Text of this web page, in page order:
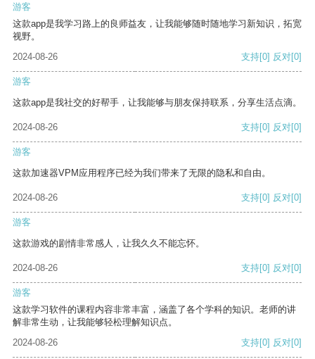
游客
这款app是我学习路上的良师益友，让我能够随时随地学习新知识，拓宽
视野。
2024-08-26
支持[0] 反对[0]
游客
这款app是我社交的好帮手，让我能够与朋友保持联系，分享生活点滴。
2024-08-26 支持[0] 反对[0]
游客
这款加速器VPM应用程序已经为我们带来了无限的隐私和自由。
2024-08-26 支持[0] 反对[0]
游客
这款游戏的剧情非常感人，让我久久不能忘怀。
2024-08-26 支持[0] 反对[0]
游客
这款学习软件的课程内容非常丰富，涵盖了各个学科的知识。老师的讲
解非常生动，让我能够轻松理解知识点。
2024-08-26
支持[0] 反对[0]